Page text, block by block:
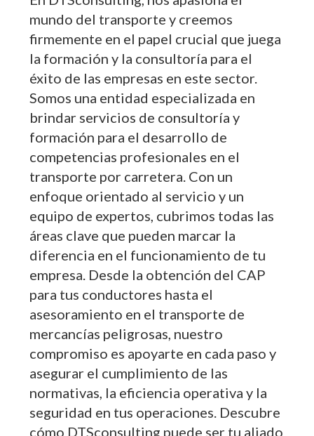
mundo del transporte y creemos
firmemente en el papel crucial que juega
la formación y la consultoría para el
éxito de las empresas en este sector.
Somos una entidad especializada en
brindar servicios de consultoría y
formación para el desarrollo de
competencias profesionales en el
transporte por carretera. Con un
enfoque orientado al servicio y un
equipo de expertos, cubrimos todas las
áreas clave que pueden marcar la
diferencia en el funcionamiento de tu
empresa. Desde la obtención del CAP
para tus conductores hasta el
asesoramiento en el transporte de
mercancías peligrosas, nuestro
compromiso es apoyarte en cada paso y
asegurar el cumplimiento de las
normativas, la eficiencia operativa y la
seguridad en tus operaciones. Descubre
cómo DTSconsulting puede ser tu aliado